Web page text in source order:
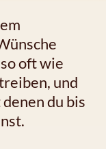
oft wie
und
du bis